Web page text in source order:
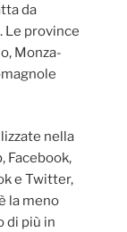
da
Le province
Monza-
nella
Facebook,
e Twitter,
la meno
di più in